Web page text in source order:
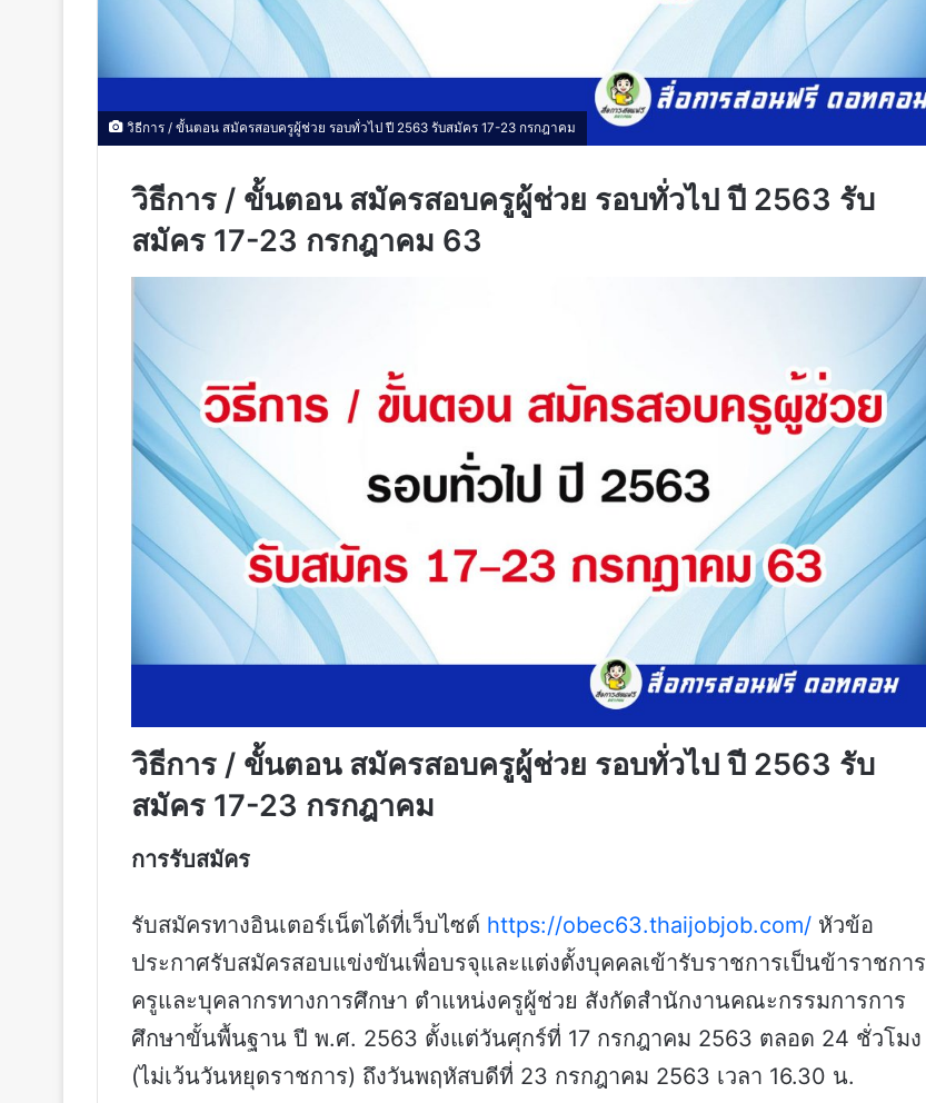
วิธีการ / ขั้นตอน สมัครสอบครูผู้ช่วย รอบทั่วไป ปี 2563 รับสมัคร 17-23 กรกฎาคม
วิธีการ / ขั้นตอน สมัครสอบครูผู้ช่วย รอบทั่วไป ปี 2563 รับ
สมัคร 17-23 กรกฎาคม 63
วิธีการ / ขั้นตอน สมัครสอบครูผู้ช่วย รอบทั่วไป ปี 2563 รับ
สมัคร 17-23 กรกฎาคม
การรับสมัคร
รับสมัครทางอินเตอร์เน็ตได้ที่เว็บไซต์ https://obec63.thaijobjob.com/ หัวข้อ
ประกาศรับสมัครสอบแข่งขันเพื่อบรจุและแต่งตั้งบุคคลเข้ารับราชการเป็นข้าราชการ
ครูและบุคลากรทางการศึกษา ตำแหน่งครูผู้ช่วย สังกัดสำนักงานคณะกรรมการการ
ศึกษาขั้นพื้นฐาน ปี พ.ศ. 2563 ตั้งแต่วันศุกร์ที่ 17 กรกฎาคม 2563 ตลอด 24 ชั่วโมง
(ไม่เว้นวันหยุดราชการ) ถึงวันพฤหัสบดีที่ 23 กรกฎาคม 2563 เวลา 16.30 น.